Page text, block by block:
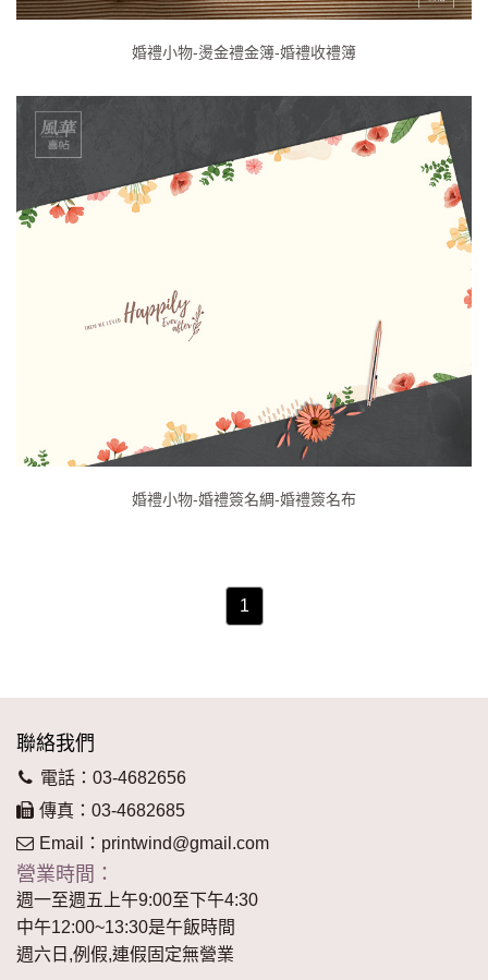
婚禮小物-燙金禮金簿-婚禮收禮簿
婚禮小物-婚禮簽名綢-婚禮簽名布
1
聯絡我們
電話：03-4682656
傳真：03-4682685
Email： printwind@gmail.com
營業時間：
週一至週五上午9:00至下午4:30
中午12:00~13:30是午飯時間
週六日,例假,連假固定無營業